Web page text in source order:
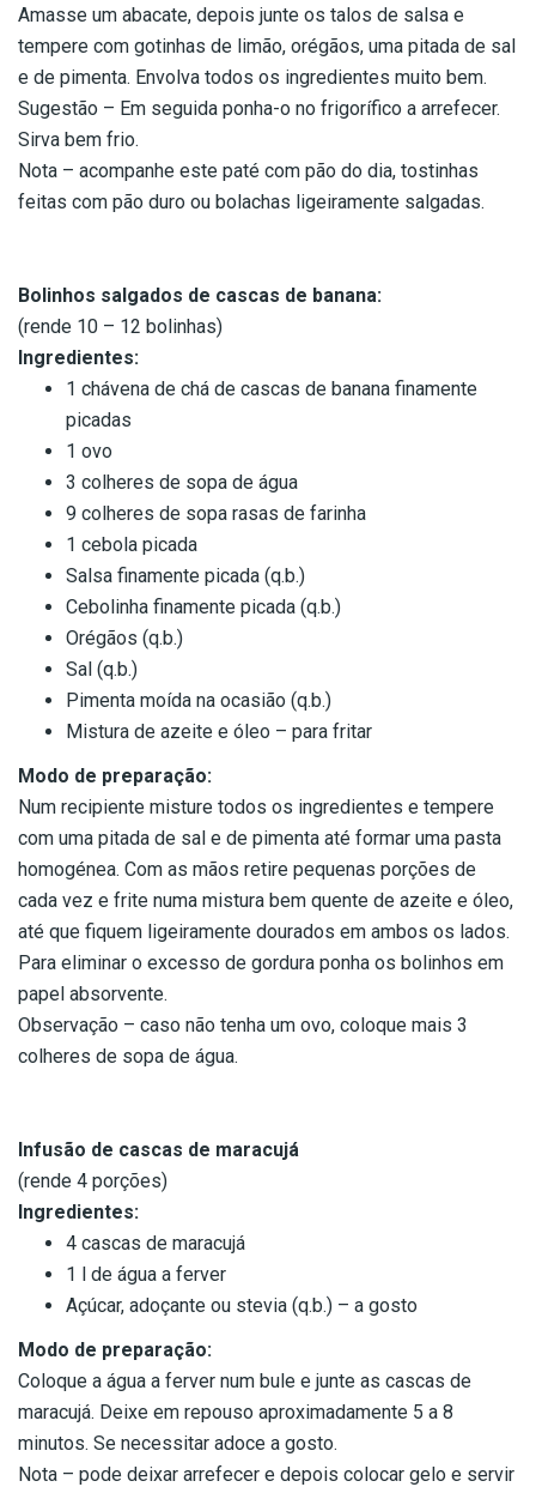
Amasse um abacate, depois junte os talos de salsa e
tempere com gotinhas de limão, orégãos, uma pitada de sal
e de pimenta. Envolva todos os ingredientes muito bem.
Sugestão – Em seguida ponha-o no frigorífico a arrefecer.
Sirva bem frio.
Nota – acompanhe este paté com pão do dia, tostinhas
feitas com pão duro ou bolachas ligeiramente salgadas.
Bolinhos salgados de cascas de banana:
(rende 10 – 12 bolinhas)
Ingredientes:
1 chávena de chá de cascas de banana finamente
picadas
1 ovo
3 colheres de sopa de água
9 colheres de sopa rasas de farinha
1 cebola picada
Salsa finamente picada (q.b.)
Cebolinha finamente picada (q.b.)
Orégãos (q.b.)
Sal (q.b.)
Pimenta moída na ocasião (q.b.)
Mistura de azeite e óleo – para fritar
Modo de preparação:
Num recipiente misture todos os ingredientes e tempere
com uma pitada de sal e de pimenta até formar uma pasta
homogénea. Com as mãos retire pequenas porções de
cada vez e frite numa mistura bem quente de azeite e óleo,
até que fiquem ligeiramente dourados em ambos os lados.
Para eliminar o excesso de gordura ponha os bolinhos em
papel absorvente.
Observação – caso não tenha um ovo, coloque mais 3
colheres de sopa de água.
Infusão de cascas de maracujá
(rende 4 porções)
Ingredientes:
4 cascas de maracujá
1 l de água a ferver
Açúcar, adoçante ou stevia (q.b.) – a gosto
Modo de preparação:
Coloque a água a ferver num bule e junte as cascas de
maracujá. Deixe em repouso aproximadamente 5 a 8
minutos. Se necessitar adoce a gosto.
Nota – pode deixar arrefecer e depois colocar gelo e servir